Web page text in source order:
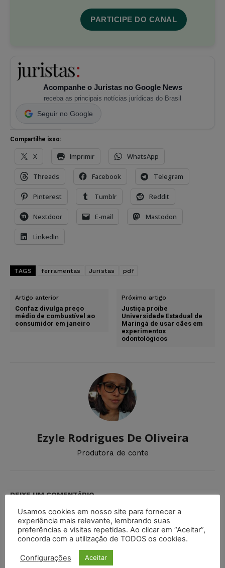
PARTICIPE DO CANAL
Acompanhe o Juristas no Google News
receba as principais notícias jurídicas do Brasil
Seguir no Google
Compartilhe isso:
X Imprimir WhatsApp
Threads Facebook Telegram
Pinterest Tumblr Reddit
Nextdoor E-mail Mastodon
LinkedIn
TAGS ferramentas Juristas pdf
Artigo anterior
Confaz divulga preço
médio de combustível ao
consumidor em janeiro
Próximo artigo
Justiça proíbe
Universidade Estadual de
Maringá de usar cães em
experimentos
odontológicos
Ezyle Rodrigues De Oliveira
Produtora de conte
DEIXE UM COMENTÁRIO
Default Comments (0) Facebook Comments Disqus Comments
Usamos cookies em nosso site para fornecer a
experiência mais relevante, lembrando suas
preferências e visitas repetidas. Ao clicar em “Aceitar”,
concorda com a utilização de TODOS os cookies.
Configurações Aceitar